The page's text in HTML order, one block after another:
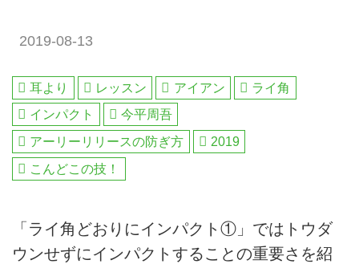
2019-08-13
耳より レッスン アイアン
ライ角
インパクト
今平周吾
アーリーリリースの防ぎ方
2019
こんどこの技！
「ライ角どおりにインパクト①」ではトウダ
ウンせずにインパクトすることの重要さを紹